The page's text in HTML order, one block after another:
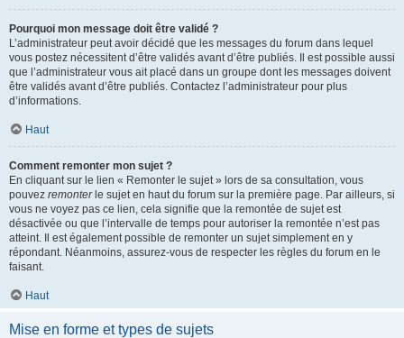
Pourquoi mon message doit être validé ?
L’administrateur peut avoir décidé que les messages du forum dans lequel
vous postez nécessitent d’être validés avant d’être publiés. Il est possible aussi
que l’administrateur vous ait placé dans un groupe dont les messages doivent
être validés avant d’être publiés. Contactez l’administrateur pour plus
d’informations.
Haut
Comment remonter mon sujet ?
En cliquant sur le lien « Remonter le sujet » lors de sa consultation, vous
pouvez remonterle sujet en haut du forum sur la première page. Par ailleurs, si
vous ne voyez pas ce lien, cela signifie que la remontée de sujet est
désactivée ou que l’intervalle de temps pour autoriser la remontée n’est pas
atteint. Il est également possible de remonter un sujet simplement en y
répondant. Néanmoins, assurez-vous de respecter les règles du forum en le
faisant.
Haut
Mise en forme et types de sujets